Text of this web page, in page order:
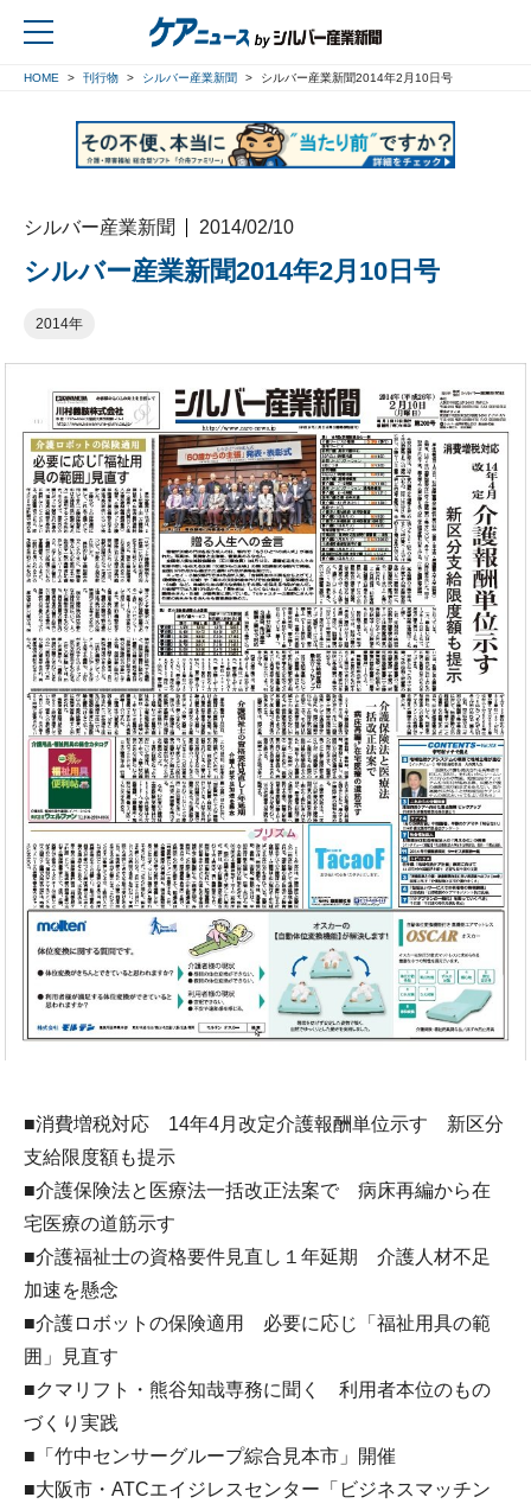
HOME 刊行物 シルバー産業新聞 シルバー産業新聞2014年2月10日号
シルバー産業新聞 2014/02/10
シルバー産業新聞2014年2月10日号
2014年
■消費増税対応 14年4月改定介護報酬単位示す 新区分
支給限度額も提示
■介護保険法と医療法一括改正法案で 病床再編から在
宅医療の道筋示す
■介護福祉士の資格要件見直し１年延期 介護人材不足
加速を懸念
■介護ロボットの保険適用 必要に応じ「福祉用具の範
囲」見直す
■クマリフト・熊谷知哉専務に聞く 利用者本位のもの
づくり実践
■「竹中センサーグループ綜合見本市」開催
■大阪市・ATCエイジレスセンター「ビジネスマッチン